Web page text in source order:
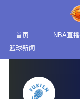
首页 NBA直播
篮球新闻